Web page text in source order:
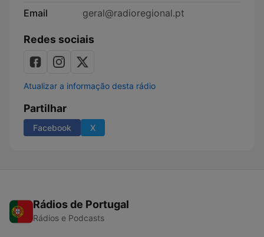
Email
geral@radioregional.pt
Redes sociais
Atualizar a informação desta rádio
Partilhar
Facebook X
Rádios de Portugal
Rádios e Podcasts